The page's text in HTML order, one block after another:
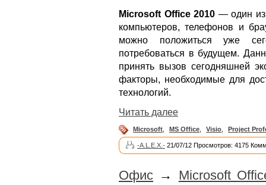
Microsoft Office 2010 — один
компьютеров, телефонов и
можно положиться уже
потребоваться в будущем.
принять вызов сегодняшней
факторы, необходимые для
технологий.
Читать далее
Microsoft MS Office Visio Project
-A.L.E.X.- 21/07/12 Просмотров: 4175
Офис → Microsoft